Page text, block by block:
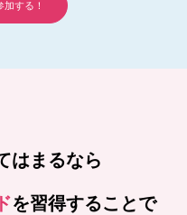
する！
はまるなら
を習得することで